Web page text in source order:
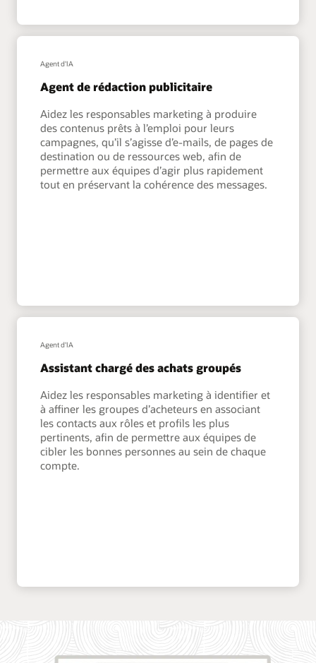
Agent d'IA
Agent de rédaction publicitaire
Aidez les responsables marketing à produire
des contenus prêts à l’emploi pour leurs
campagnes, qu’il s’agisse d’e-mails, de pages de
destination ou de ressources web, afin de
permettre aux équipes d’agir plus rapidement
tout en préservant la cohérence des messages.
Agent d'IA
Assistant chargé des achats groupés
Aidez les responsables marketing à identifier et
à affiner les groupes d’acheteurs en associant
les contacts aux rôles et profils les plus
pertinents, afin de permettre aux équipes de
cibler les bonnes personnes au sein de chaque
compte.